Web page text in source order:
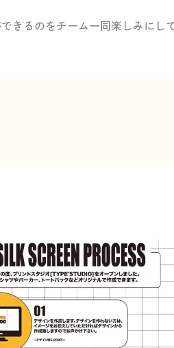
きるのをチーム一同楽しみにし